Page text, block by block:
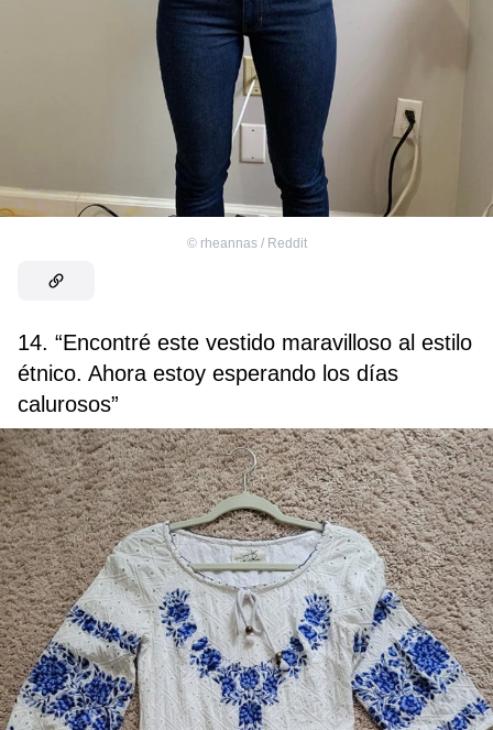
© rheannas / Reddit
14. “Encontré este vestido maravilloso al estilo
étnico. Ahora estoy esperando los días
calurosos”